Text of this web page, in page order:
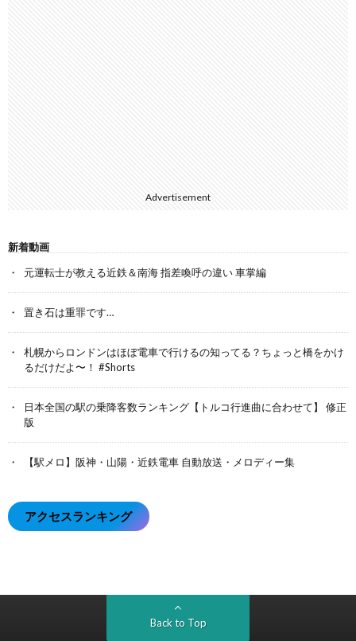
Advertisement
新着動画
元運転士が教える近鉄＆南海 指差喚呼の違い 車掌編
置き石は重罪です…
札幌からロンドンはほぼ電車で行けるの知ってる？ちょっと橋をかけ
るだけだよ〜！ #Shorts
日本全国の駅の乗降客数ランキング【トルコ行進曲に合わせて】 修正
版
【駅メロ】阪神・山陽・近鉄電車 自動放送・メロディー集
アクセスランキング
Back to Top